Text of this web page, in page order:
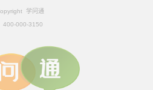
学问通
400-000-3150